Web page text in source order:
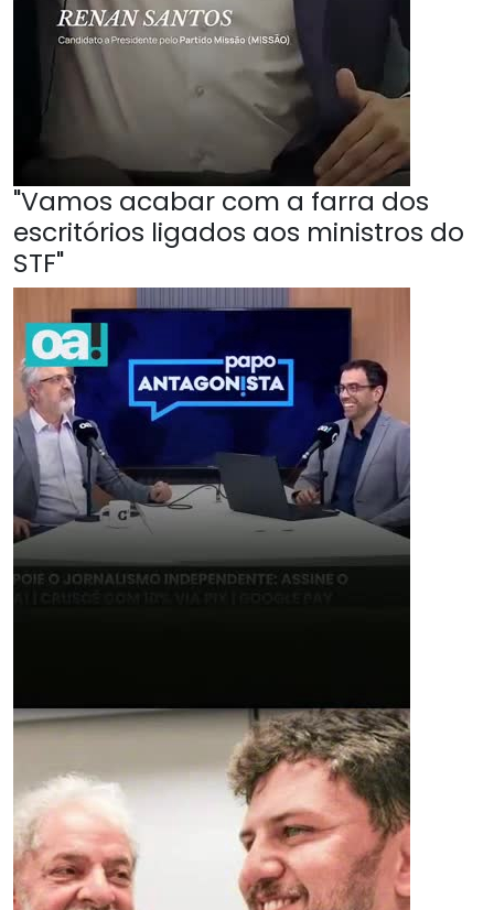
"Vamos acabar com a farra dos
escritórios ligados aos ministros do
STF"